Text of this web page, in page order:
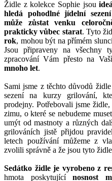
Židle z kolekce Sophie jsou
hledá pohodlné jídelní
může zůstat venku
prakticky vůbec starat. Tyto
rok, mohou být na přímém
Jsou připraveny na všechny
zpracování Vám přesto na
mnoho let.
Sami jsme z těchto důvodů
sezení na kurzy grilování,
prodejny. Potřebovali jsme
zimu, o které se nebudeme
umýt od mastnoty a různých
grilováních jistě přijdou
letech používání můžeme z
zvolili správně a že jsou tyto
Sedátko židle je vyrobeno z
hmota poskytujícínosnost